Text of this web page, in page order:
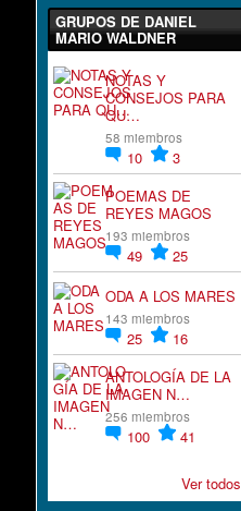
GRUPOS DE DANIEL
MARIO WALDNER
NOTAS Y
CONSEJOS PARA
QU…
58 miembros
10
3
POEMAS DE
REYES MAGOS
193 miembros
49
25
ODA A LOS MARES
143 miembros
25
16
ANTOLOGÍA DE LA
IMAGEN N…
256 miembros
100 41
Ver todos